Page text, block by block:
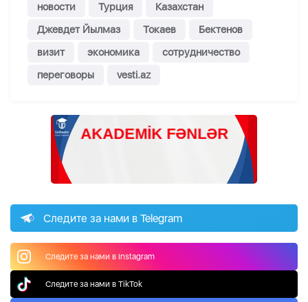
новости Турция
Казахстан
Джевдет Йылмаз
Токаев
Бектенов
визит
экономика
сотрудничество
переговоры
vesti.az
Следите за нами в Telegram
Следите за нами в Instagram
Следите за нами в TikTok